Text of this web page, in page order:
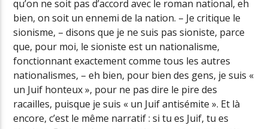
qu’on ne soit pas d’accord avec le roman national, eh
bien, on soit un ennemi de la nation. – Je critique le
sionisme, – disons que je ne suis pas sioniste, parce
que, pour moi, le sioniste est un nationalisme,
fonctionnant exactement comme tous les autres
nationalismes, – eh bien, pour bien des gens, je suis «
un Juif honteux », pour ne pas dire le pire des
racailles, puisque je suis « un Juif antisémite ». Et là
encore, c’est le même narratif : si tu es Juif, tu es